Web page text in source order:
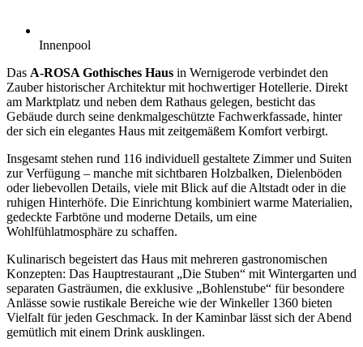
Innenpool
Das A-ROSA Gothisches Haus in Wernigerode verbindet den
Zauber historischer Architektur mit hochwertiger Hotellerie. Direkt
am Marktplatz und neben dem Rathaus gelegen, besticht das
Gebäude durch seine denkmalgeschützte Fachwerkfassade, hinter
der sich ein elegantes Haus mit zeitgemäßem Komfort verbirgt.
Insgesamt stehen rund 116 individuell gestaltete Zimmer und Suiten
zur Verfügung – manche mit sichtbaren Holzbalken, Dielenböden
oder liebevollen Details, viele mit Blick auf die Altstadt oder in die
ruhigen Hinterhöfe. Die Einrichtung kombiniert warme Materialien,
gedeckte Farbtöne und moderne Details, um eine
Wohlfühlatmosphäre zu schaffen.
Kulinarisch begeistert das Haus mit mehreren gastronomischen
Konzepten: Das Hauptrestaurant „Die Stuben“ mit Wintergarten und
separaten Gasträumen, die exklusive „Bohlenstube“ für besondere
Anlässe sowie rustikale Bereiche wie der Winkeller 1360 bieten
Vielfalt für jeden Geschmack. In der Kaminbar lässt sich der Abend
gemütlich mit einem Drink ausklingen.